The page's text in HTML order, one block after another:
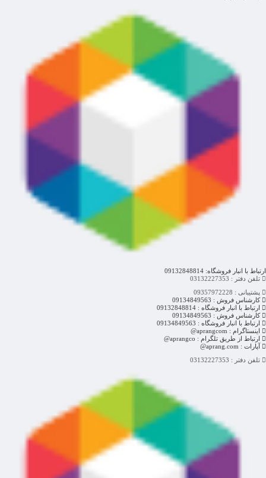
ارتباط با انبار فروشگاه: 09132848814
تلفن دفتر : 03132227353
پشتیبانی : 09357972228
کارشناس فروش : 09134849563
ارتباط با انبار فروشگاه : 09132848814
کارشناس فروش : 09134849563
ارتباط با انبار فروشگاه : 09134849563
اینستاگرام : aprangcom@
ارتباط از طریق تلگرام : aprangco@
آپارات : aprang.com@
تلفن دفتر : 03132227353